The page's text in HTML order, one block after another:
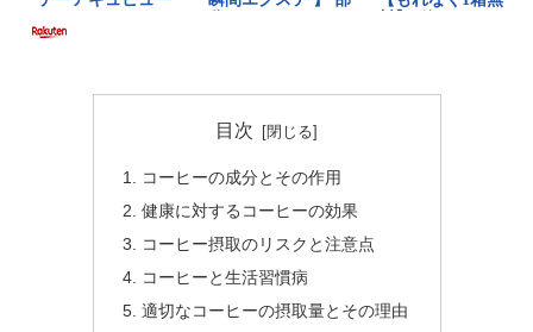
目次
コーヒーの成分とその作用
健康に対するコーヒーの効果
コーヒー摂取のリスクと注意点
コーヒーと生活習慣病
適切なコーヒーの摂取量とその理由